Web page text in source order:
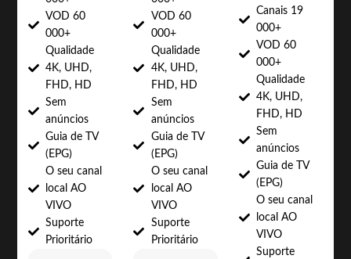
VOD 60
000+
Qualidade
4K, UHD,
FHD, HD
Sem
anúncios
Guia de TV
(EPG)
O seu canal
local AO
VIVO
Suporte
Prioritário
VOD 60
000+
Qualidade
4K, UHD,
FHD, HD
Sem
anúncios
Guia de TV
(EPG)
O seu canal
local AO
VIVO
Suporte
Prioritário
Canais 19
000+
VOD 60
000+
Qualidade
4K, UHD,
FHD, HD
Sem
anúncios
Guia de TV
(EPG)
O seu canal
local AO
VIVO
Suporte